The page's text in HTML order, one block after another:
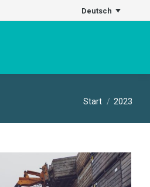
Deutsch
Sie befinden
Start 2023